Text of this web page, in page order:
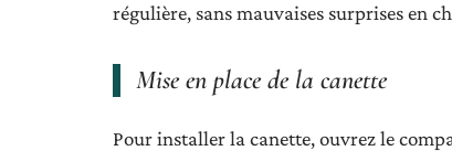
régulière, sans mauvaises surprises en
Mise en place de la canette
Pour installer la canette, ouvrez le